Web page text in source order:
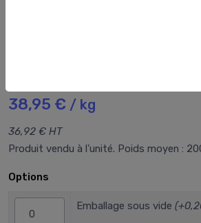
38,95 € / kg
36,92 € HT
Produit vendu à l'unité. Poids moyen :
Options
Emballage sous vide